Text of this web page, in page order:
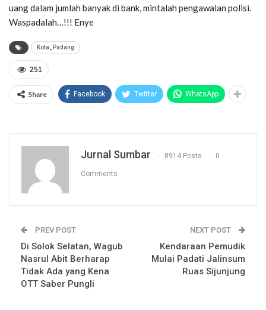
uang dalam jumlah banyak di bank, mintalah pengawalan polisi.
Waspadalah…!!! Enye
Kota_Padang
251
Share Facebook Twitter WhatsApp
Jurnal Sumbar 8914 Posts 0
Comments
PREV POST
Di Solok Selatan, Wagub
Nasrul Abit Berharap
Tidak Ada yang Kena
OTT Saber Pungli
NEXT POST
Kendaraan Pemudik
Mulai Padati Jalinsum
Ruas Sijunjung